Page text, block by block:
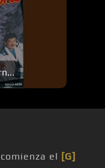
el [G]